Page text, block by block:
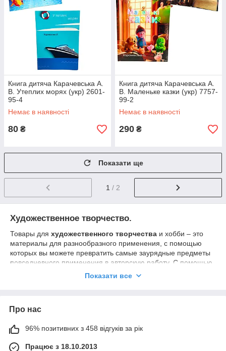
Книга дитяча Карачевська А.
В. Утеплих морях (укр) 2601-
95-4
Немає в наявності
80 ₴
Книга дитяча Карачевська А.
В. Маленьке казки (укр) 7757-
99-2
Немає в наявності
290 ₴
Показати ще
1 / 2
Художественное творчество.
Товары для художественного творчества и хобби – это
материалы для разнообразного применения, с помощью
которых вы можете превратить самые заурядные предметы
повседневного применения в авторскую работу. С помощью
материалов для хобби вы украсите свой дом, создадите
практически все необходимые расходные материалы и
инструменты для профессиональных и начинающих
художников – акварельные, масляные, гуашевые, акриловые,
темперные краски; холсты на картоне, холсты на картоне с
контурами, пластилин скульптурный и многое другое.
Показати все
Про нас
96% позитивних з 458 відгуків за рік
Працює з 18.10.2013